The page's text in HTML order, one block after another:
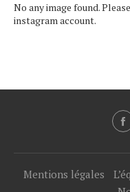
No any image found.
instagram account.
Mentions légales